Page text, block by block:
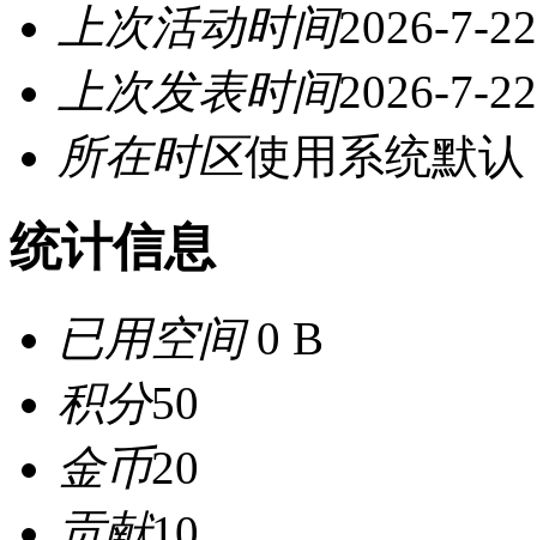
上次活动时间2026-7-
上次发表时间2026-7-
所在时区使用系统默认
统计信息
已用空间0 B
积分50
金币20